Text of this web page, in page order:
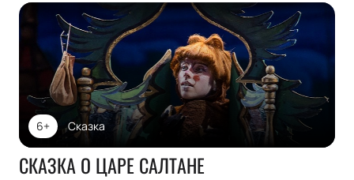
Сказка
6+
СКАЗКА О ЦАРЕ САЛТАНЕ